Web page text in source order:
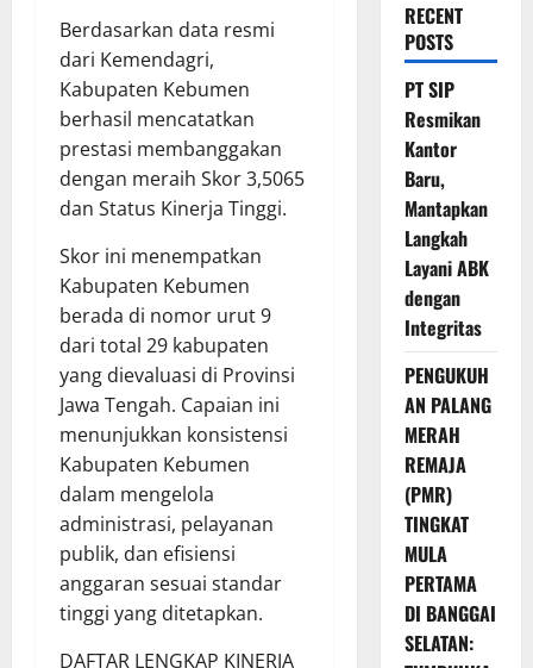
Berdasarkan data resmi
dari Kemendagri,
Kabupaten Kebumen
berhasil mencatatkan
prestasi membanggakan
dengan meraih Skor 3,5065
dan Status Kinerja Tinggi.
Skor ini menempatkan
Kabupaten Kebumen
berada di nomor urut 9
dari total 29 kabupaten
yang dievaluasi di Provinsi
Jawa Tengah. Capaian ini
menunjukkan konsistensi
Kabupaten Kebumen
dalam mengelola
administrasi, pelayanan
publik, dan efisiensi
anggaran sesuai standar
tinggi yang ditetapkan.
DAFTAR LENGKAP KINERJA
RECENT
POSTS
PT SIP
Resmikan
Kantor
Baru,
Mantapkan
Langkah
Layani ABK
dengan
Integritas
PENGUKUH
AN PALANG
MERAH
REMAJA
(PMR)
TINGKAT
MULA
PERTAMA
DI BANGGAI
SELATAN: